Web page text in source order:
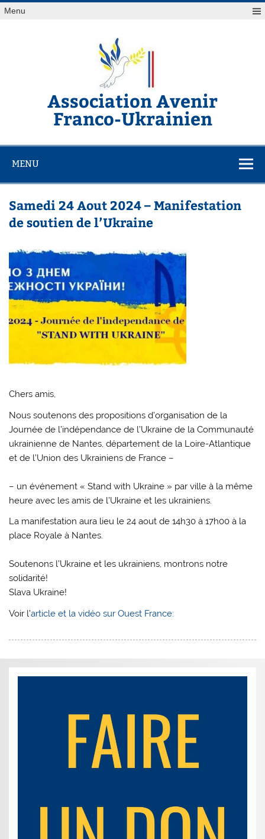
Skip
toMenu
Association Avenir
Franco-Ukrainien
MENU
Samedi 24 Aout 2024 – Manifestation
de soutien de l’Ukraine
Chers amis,
Nous soutenons des propositions d’organisation de la
Journée de l’indépendance de l’Ukraine de la Communauté
ukrainienne de Nantes, département de la Loire-Atlantique
et de l’Union des Ukrainiens de France –
– un événement « Stand with Ukraine » par ville à la même
heure avec les amis de l’Ukraine et les ukrainiens.
La manifestation aura lieu le 24 aout de 14h30 à 17h00 à la
place Royale à Nantes.
Soutenons l’Ukraine et les ukrainiens, montrons notre
solidarité!
Slava Ukraine!
Voir l’article et la vidéo sur Ouest France: